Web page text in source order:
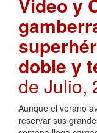
doble y
de Julio,
Aunque el verano
reservar sus